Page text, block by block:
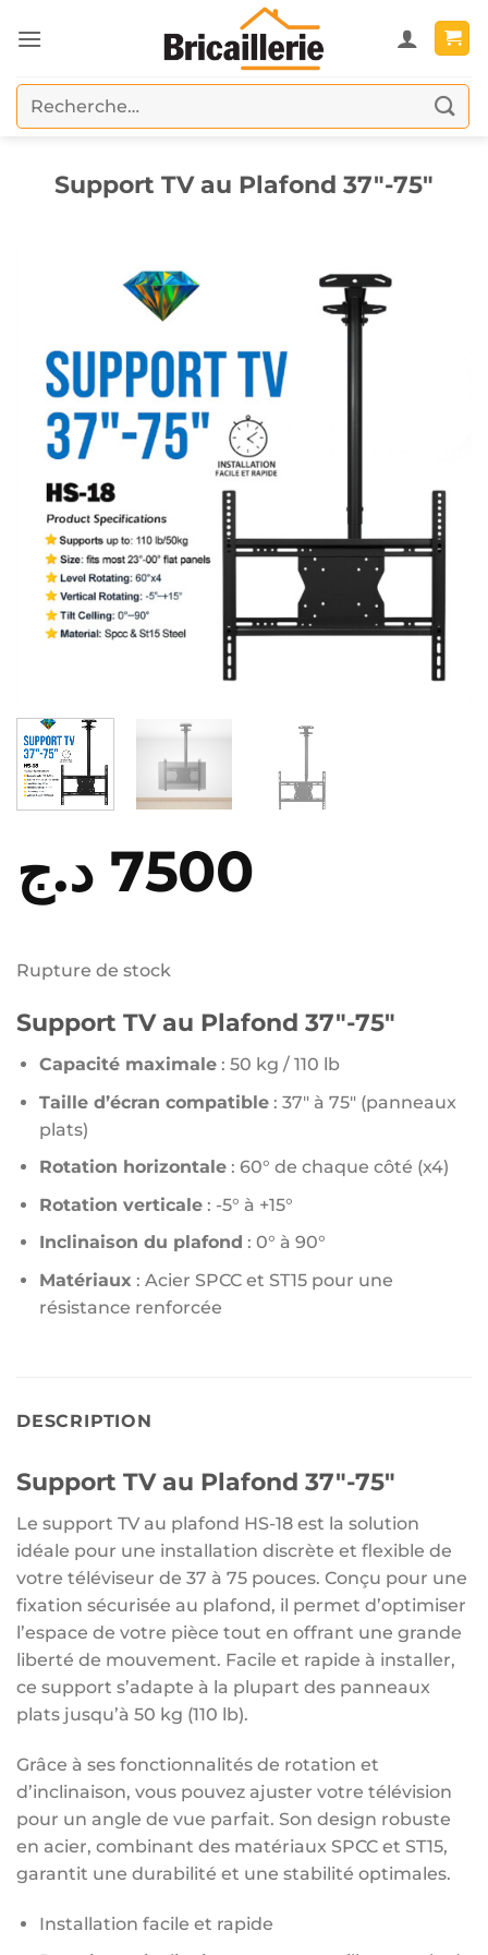
au
Recherche
pour :
Support TV au Plafond 37″-75″
7500 د.ج
Rupture de stock
Support TV au Plafond 37″-75″
Capacité maximale: 50 kg / 110 lb
Taille d’écran compatible: 37″ à 75″ (panneaux
plats)
Rotation horizontale: 60° de chaque côté (x4)
Rotation verticale: -5° à +15°
Inclinaison du plafond : 0° à 90°
Matériaux : Acier SPCC et ST15 pour une
résistance renforcée
DESCRIPTION
Support TV au Plafond 37″-75″
Le support TV au plafond HS-18 est la solution
idéale pour une installation discrète et flexible de
votre téléviseur de 37 à 75 pouces. Conçu pour une
fixation sécurisée au plafond, il permet d’optimiser
l’espace de votre pièce tout en offrant une grande
liberté de mouvement. Facile et rapide à installer,
ce support s’adapte à la plupart des panneaux
plats jusqu’à 50 kg (110 lb).
Grâce à ses fonctionnalités de rotation et
d’inclinaison, vous pouvez ajuster votre télévision
pour un angle de vue parfait. Son design robuste
en acier, combinant des matériaux SPCC et ST15,
garantit une durabilité et une stabilité optimales.
Installation facile et rapide